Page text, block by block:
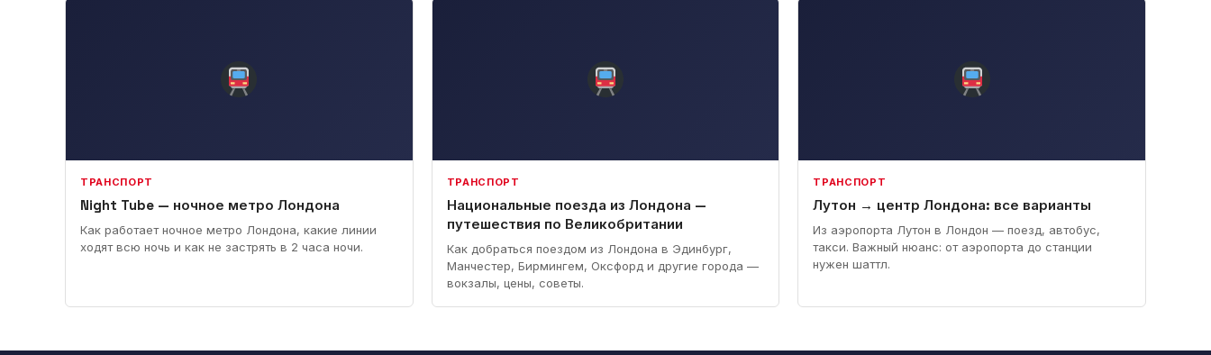
ТРАНСПОРТ
Night Tube — ночное метро Лондона
Как работает ночное метро Лондона, какие линии
ходят всю ночь и как не застрять в 2 часа ночи.
ТРАНСПОРТ
Национальные поезда из Лондона —
путешествия по Великобритании
Как добраться поездом из Лондона в Эдинбург,
Манчестер, Бирмингем, Оксфорд и другие города —
вокзалы, цены, советы.
ТРАНСПОРТ
Лутон → центр Лондона: все варианты
Из аэропорта Лутон в Лондон — поезд, автобус,
такси. Важный нюанс: от аэропорта до станции
нужен шаттл.